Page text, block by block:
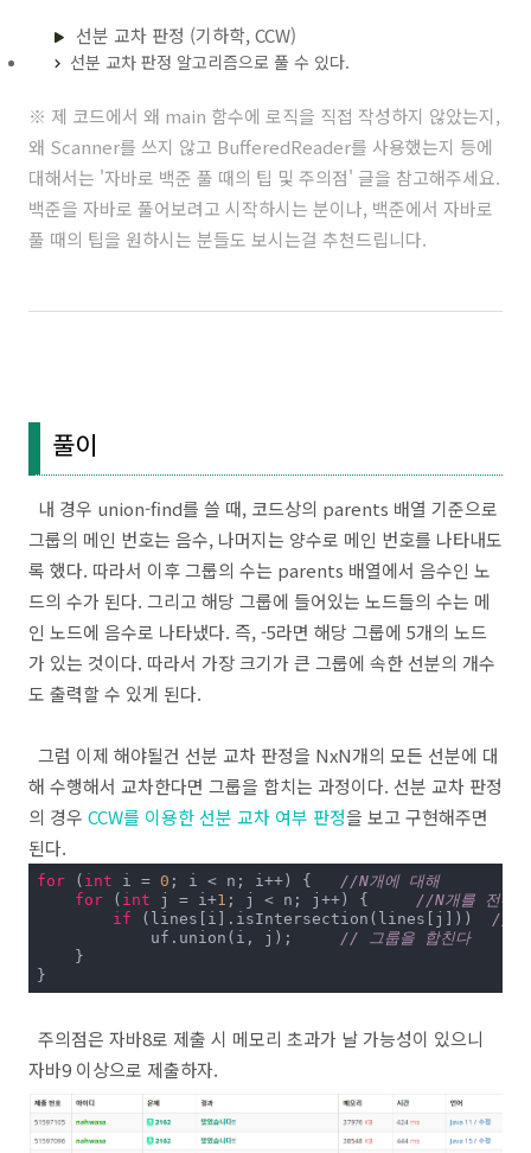
선분 교차 판정 (기하학, CCW)
선분 교차 판정 알고리즘으로 풀 수 있다.
※ 제 코드에서 왜 main 함수에 로직을 직접 작성하지 않았는지,
왜 Scanner를 쓰지 않고 BufferedReader를 사용했는지 등에
대해서는 '자바로 백준 풀 때의 팁 및 주의점' 글을 참고해주세요.
백준을 자바로 풀어보려고 시작하시는 분이나, 백준에서 자바로
풀 때의 팁을 원하시는 분들도 보시는걸 추천드립니다.
풀이
내 경우 union-find를 쓸 때, 코드상의 parents 배열 기준으로
그룹의 메인 번호는 음수, 나머지는 양수로 메인 번호를 나타내도
록 했다. 따라서 이후 그룹의 수는 parents 배열에서 음수인 노
드의 수가 된다. 그리고 해당 그룹에 들어있는 노드들의 수는 메
인 노드에 음수로 나타냈다. 즉, -5라면 해당 그룹에 5개의 노드
가 있는 것이다. 따라서 가장 크기가 큰 그룹에 속한 선분의 개수
도 출력할 수 있게 된다.
그럼 이제 해야될건 선분 교차 판정을 NxN개의 모든 선분에 대
해 수행해서 교차한다면 그룹을 합치는 과정이다. 선분 교차 판정
의 경우 CCW를 이용한 선분 교차 여부 판정을 보고 구현해주면
된다.
for ( int i = 0
//N개에 대해
for ( int j = i+1
//N개를 전부
if
// 선
// 그룹을 합친다
    }
}
주의점은 자바8로 제출 시 메모리 초과가 날 가능성이 있으니
자바9 이상으로 제출하자.